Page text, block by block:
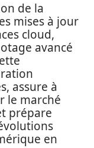
de la
mises à jour
cloud,
avancé
assure à
le marché
prépare
en